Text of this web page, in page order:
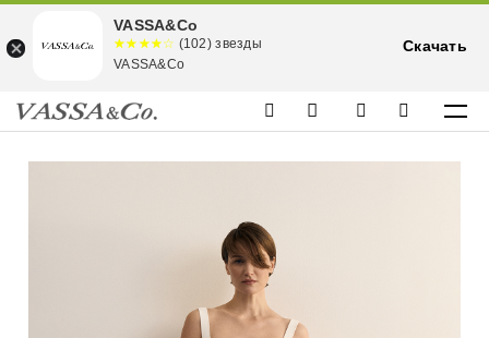
VASSA&Co
☆☆☆☆☆
★★★★
★
(102) звезды
VASSA&Co
Скачать